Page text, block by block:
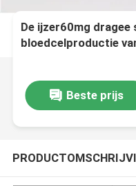
De ijzer60mg dragee
bloedcelproductie
Beste prijs